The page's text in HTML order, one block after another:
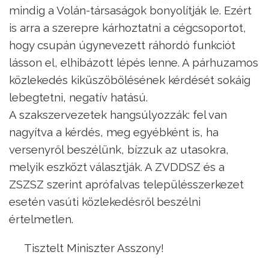
mindig a Volán-társaságok bonyolítják le. Ezért
is arra a szerepre kárhoztatni a cégcsoportot,
hogy csupán úgynevezett ráhordó funkciót
lásson el, elhibázott lépés lenne. A párhuzamos
közlekedés kiküszöbölésének kérdését sokáig
lebegtetni, negatív hatású.
A szakszervezetek hangsúlyozzák: fel van
nagyítva a kérdés, meg egyébként is, ha
versenyről beszélünk, bízzuk az utasokra,
melyik eszközt választják. A ZVDDSZ és a
ZSZSZ szerint aprófalvas településszerkezet
esetén vasúti közlekedésről beszélni
értelmetlen.
Tisztelt Miniszter Asszony!